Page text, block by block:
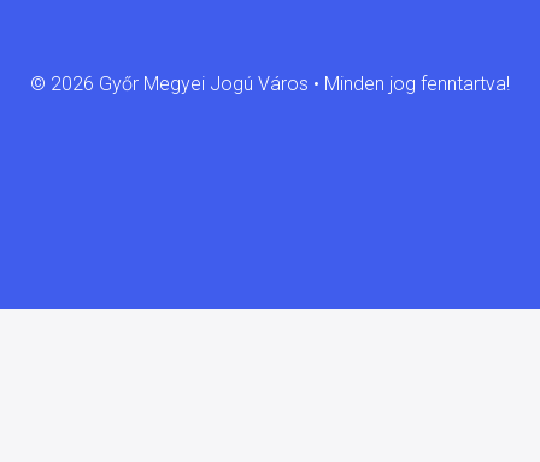
© 2026 Győr Megyei Jogú Város • Minden jog fenntartva!